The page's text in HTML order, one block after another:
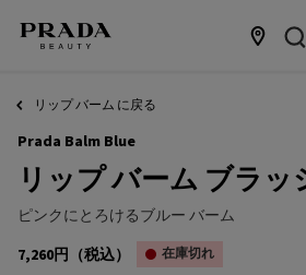
リップ バーム に戻る
Prada Balm Blue
リップ バーム ブラッ
ピンクにとろけるブルー バーム
7,260円 （税込） 在庫切れ